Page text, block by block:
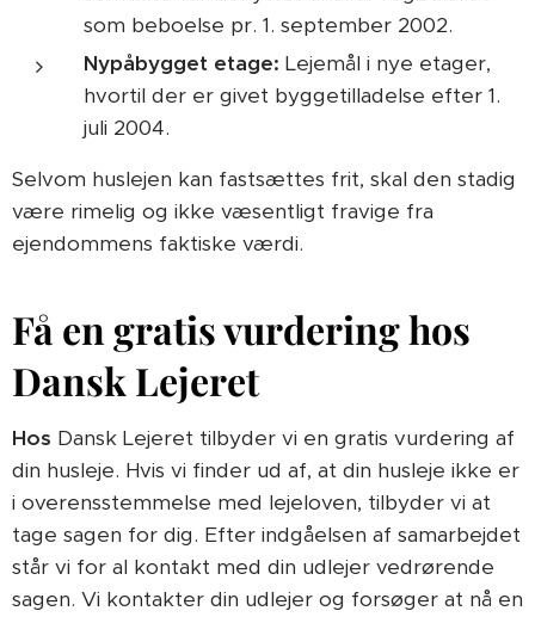
som beboelse pr. 1. september 2002.
Nypåbygget etage: Lejemål i nye etager,
hvortil der er givet byggetilladelse efter 1.
juli 2004.
Selvom huslejen kan fastsættes frit, skal den stadig
være rimelig og ikke væsentligt fravige fra
ejendommens faktiske værdi.
Få en gratis vurdering hos
Dansk Lejeret
Hos Dansk Lejeret tilbyder vi en gratis vurdering af
din husleje. Hvis vi finder ud af, at din husleje ikke er
i overensstemmelse med lejeloven, tilbyder vi at
tage sagen for dig. Efter indgåelsen af samarbejdet
står vi for al kontakt med din udlejer vedrørende
sagen. Vi kontakter din udlejer og forsøger at nå en